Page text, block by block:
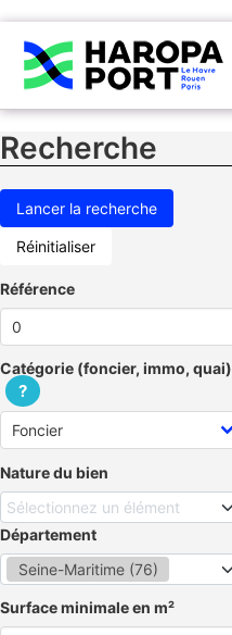
Recherche
Réinitialiser
Référence
Catégorie (foncier, immo, quai)
?
Nature du bien
Sélectionnez un élément
Département
Seine-Maritime (76)
Surface minimale en m²